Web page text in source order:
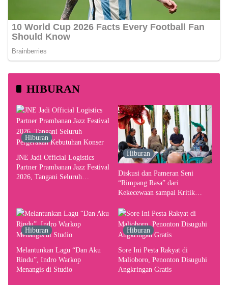
HIBURAN
Hiburan
JNE Jadi Official Logistics
Partner Prambanan Jazz Festival
2026, Tangani Seluruh
Hiburan
Diskusi dan Pameran Seni
“Rimpang Rasa” dari
Kekecewaan sampai Kritik
Pusat Pergerakan Seni Rupa
Indonesia
Hiburan
Melantunkan Lagu “Dan Aku
Rindu”, Indro Warkop
Menangis di Studio
Hiburan
Sore Ini Pesta Rakyat di
Malioboro, Penonton Disuguhi
Angkringan Gratis